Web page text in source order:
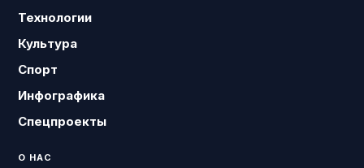
Технологии
Культура
Спорт
Инфографика
Спецпроекты
О НАС